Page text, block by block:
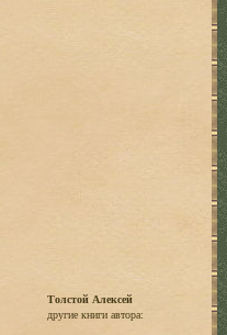
Толстой Алексей
другие книги автора: